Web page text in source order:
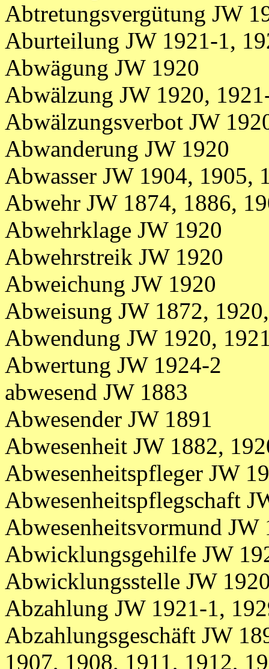
Abtretungsvergütung JW
Aburteilung JW 1921-1,
Abwägung JW 1920
Abwälzung JW 1920,
Abwälzungsverbot JW
Abwanderung JW 1920
Abwasser JW 1904, 1905,
Abwehr JW 1874, 1886,
Abwehrklage JW 1920
Abwehrstreik JW 1920
Abweichung JW 1920
Abweisung JW 1872,
Abwendung JW 1920,
Abwertung JW 1924-2
abwesend JW 1883
Abwesender JW 1891
Abwesenheit JW 1882,
Abwesenheitspfleger JW
Abwesenheitspflegschaft
Abwesenheitsvormund JW
Abwicklungsgehilfe JW
Abwicklungsstelle JW
Abzahlung JW 1921-1,
Abzahlungsgeschäft JW
1907, 1908, 1911, 1912,